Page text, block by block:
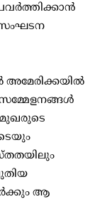
സമ്മേളനങ്ങൾ
ആ